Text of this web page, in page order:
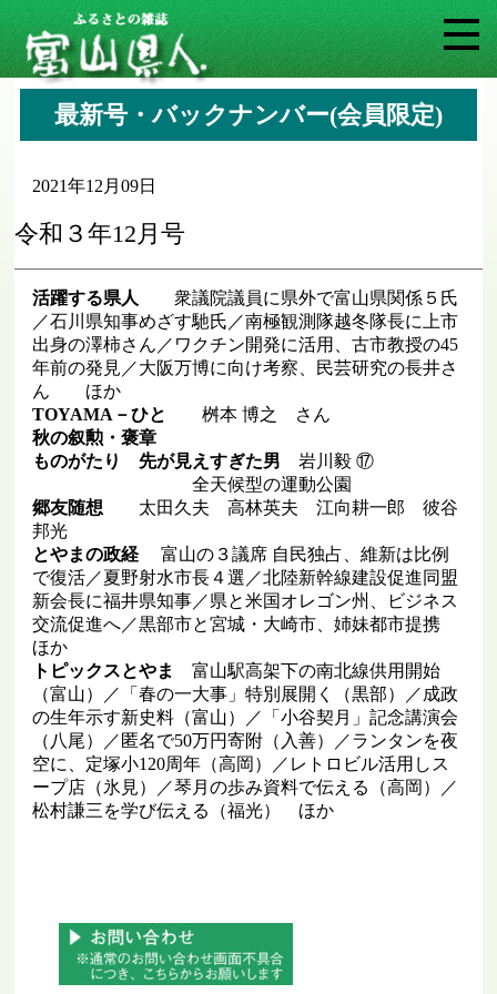
最新号・バックナンバー(会員限定)
2021年12月09日
令和３年12月号
活躍する県人
衆議院議員に県外で富山県関係５氏
／石川県知事めざす馳氏／南極観測隊越冬隊長に上市
出身の澤柿さん／ワクチン開発に活用、古市教授の45
年前の発見／大阪万博に向け考察、民芸研究の長井さ
ん ほか
TOYAMA－ひと
桝本 博之 さん
秋の叙勲・褒章
ものがたり 先が見えすぎた男 岩川毅 ⑰
全天候型の運動公園
郷友随想 太田久夫 高林英夫 江向耕一郎 彼谷
邦光
とやまの政経 富山の３議席 自民独占、維新は比例
で復活／夏野射水市長４選／北陸新幹線建設促進同盟
新会長に福井県知事／県と米国オレゴン州、ビジネス
交流促進へ／黒部市と宮城・大崎市、姉妹都市提携
ほか
トピックスとやま
富山駅高架下の南北線供用開始
（富山）／「春の一大事」特別展開く（黒部）／成政
の生年示す新史料（富山）／「小谷契月」記念講演会
（八尾）／匿名で50万円寄附（入善）／ランタンを夜
空に、定塚小120周年（高岡）／レトロビル活用しス
ープ店（氷見）／琴月の歩み資料で伝える（高岡）／
松村謙三を学び伝える（福光） ほか